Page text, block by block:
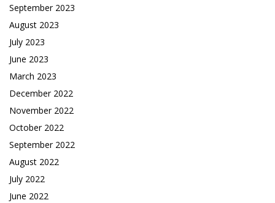
September 2023
August 2023
July 2023
June 2023
March 2023
December 2022
November 2022
October 2022
September 2022
August 2022
July 2022
June 2022